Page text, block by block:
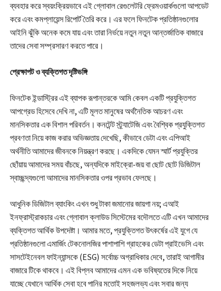
ব্যবহার করে স্বয়ংক্রিয়ভাবে এই গ্লোবাল রেগুলেটরি ফ্রেমওয়ার্কগুলো আপডেট
করে এবং কমপ্লায়েন্স রিপোর্ট তৈরি করে। এর ফলে ফিনটেক প্রতিষ্ঠানগুলোর
আইনি ঝুঁকি অনেক কমে যায় এবং তারা নির্ভয়ে নতুন নতুন আন্তর্জাতিক বাজারে
তাদের সেবা সম্প্রসারণ করতে পারে।
প্রেক্ষাপট ও ব্যক্তিগত দৃষ্টিভঙ্গি
ফিনটেক ইন্ডাস্ট্রির এই ব্যাপক রূপান্তরকে আমি কেবল একটি প্রযুক্তিগত
আপগ্রেড হিসেবে দেখি না, এটি মূলত মানুষের অর্থনৈতিক আচরণ এবং
মানসিকতার এক বিশাল পরিবর্তন। কনটেন্ট স্ট্র্যাটেজি এবং বৈশ্বিক প্রযুক্তিগত
প্রবণতা নিয়ে কাজ করার অভিজ্ঞতায় দেখেছি, কীভাবে ডেটা এবং এপিআই
অর্থনীতি আমাদের জীবনকে নিয়ন্ত্রণ করছে। একদিকে যেমন স্মার্ট প্রযুক্তির
ছোঁয়ায় আমাদের সময় বাঁচছে, অন্যদিকে মাইক্রো-জয় বা ছোট ছোট ডিজিটাল
স্বাচ্ছন্দ্যগুলো আমাদের মানসিকতার ওপর প্রভাব ফেলছে।
আধুনিক ডিজিটাল ব্যাংকিং এখন শুধু টাকা জমানোর জায়গা নয়; এআই
ইনফ্রাস্ট্রাকচার এবং গ্লোবাল ক্লাউড সিস্টেমের বদৌলতে এটি এখন আমাদের
ব্যক্তিগত আর্থিক উপদেষ্টা। আমার মতে, প্রযুক্তিগত উৎকর্ষের এই যুগে যে
প্রতিষ্ঠানগুলো এমার্জিং টেকনোলজির পাশাপাশি গ্রাহকের ডেটা প্রাইভেসি এবং
সাসটেইনেবল ফাইন্যান্সকে (ESG) সর্বোচ্চ অগ্রাধিকার দেবে, তারাই আগামীর
বাজারে টিকে থাকবে। এই বিপ্লব আমাদের এমন এক ভবিষ্যতের দিকে নিয়ে
যাচ্ছে যেখানে আর্থিক সেবা হবে পানির মতোই সহজলভ্য এবং সবার জন্য